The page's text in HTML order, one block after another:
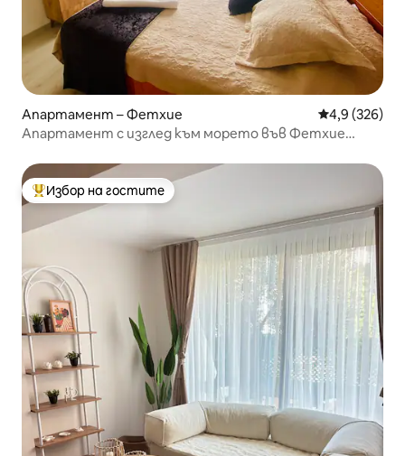
Апартамент – Фетхие Средна
4,9 (326)
Апартамент с изглед към морето във Фетхие
Най-популярен избор на гостите
Избор на гостите